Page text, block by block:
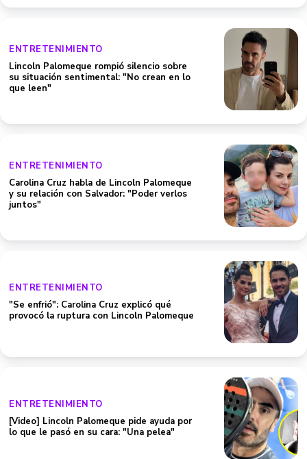
ENTRETENIMIENTO
Lincoln Palomeque rompió silencio sobre
su situación sentimental: "No crean en lo
que leen"
ENTRETENIMIENTO
Carolina Cruz habla de Lincoln Palomeque
y su relación con Salvador: "Poder verlos
juntos"
ENTRETENIMIENTO
"Se enfrió": Carolina Cruz explicó qué
provocó la ruptura con Lincoln Palomeque
ENTRETENIMIENTO
[Video] Lincoln Palomeque pide ayuda por
lo que le pasó en su cara: "Una pelea"